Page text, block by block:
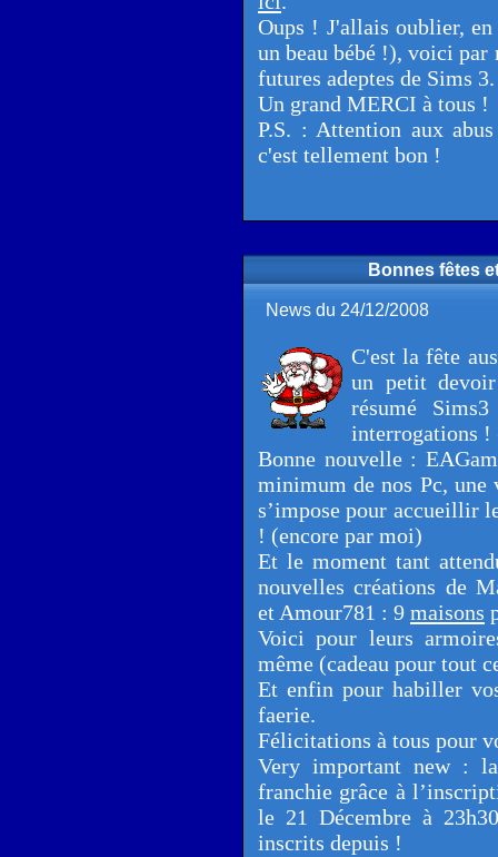
Oups ! J'allais oublier, en
un beau bébé !), voici
futures adeptes de Sims
Un grand MERCI à tous !
P.S. : Attention aux
c'est tellement bon !
Bonnes fêtes
News du 24/12/2008
C'est la fête
un petit
résumé
interrogations !
Bonne nouvelle :
minimum de nos Pc,
s’impose pour accueillir
! (encore par moi)
Et le moment tant
nouvelles créations de
et Amour781 : 9 maisons
Voici pour leurs
même (cadeau pour tout
Et enfin pour habiller
faerie.
Félicitations à tous pour
Very important new :
franchie grâce à
le 21 Décembre à
inscrits depuis !